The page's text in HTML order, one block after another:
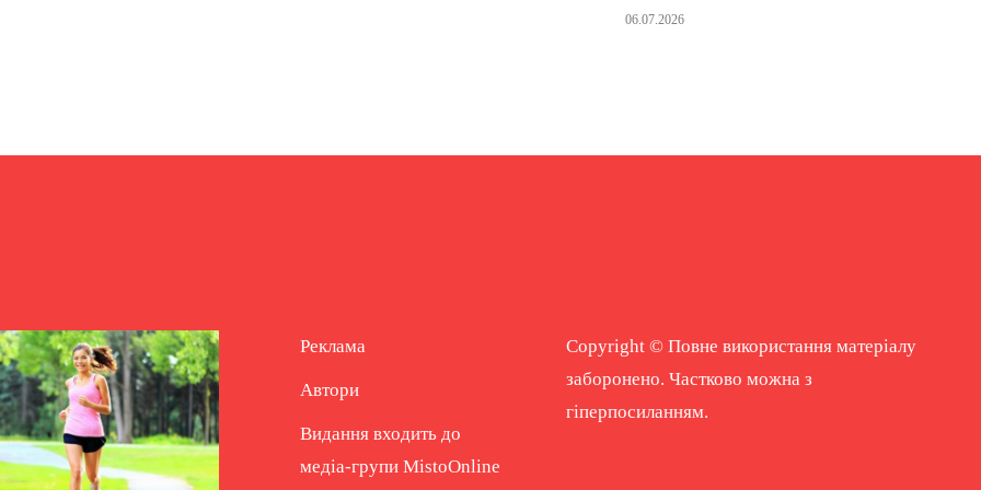
06.07.2026
Реклама
Автори
Видання входить до
медіа-групи MistoOnline
Copyright © Повне використання матеріалу
заборонено. Частково можна з
гіперпосиланням.